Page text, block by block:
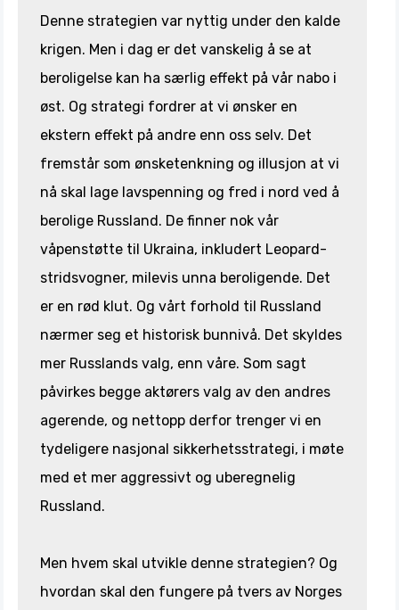
Denne strategien var nyttig under den kalde
krigen. Men i dag er det vanskelig å se at
beroligelse kan ha særlig effekt på vår nabo i
øst. Og strategi fordrer at vi ønsker en
ekstern effekt på andre enn oss selv. Det
fremstår som ønsketenkning og illusjon at vi
nå skal lage lavspenning og fred i nord ved å
berolige Russland. De finner nok vår
våpenstøtte til Ukraina, inkludert Leopard-
stridsvogner, milevis unna beroligende. Det
er en rød klut. Og vårt forhold til Russland
nærmer seg et historisk bunnivå. Det skyldes
mer Russlands valg, enn våre. Som sagt
påvirkes begge aktørers valg av den andres
agerende, og nettopp derfor trenger vi en
tydeligere nasjonal sikkerhetsstrategi, i møte
med et mer aggressivt og uberegnelig
Russland.
Men hvem skal utvikle denne strategien? Og
hvordan skal den fungere på tvers av Norges